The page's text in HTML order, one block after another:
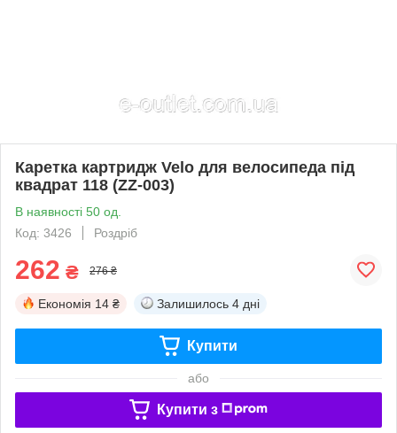
Каретка картридж Velo для велосипеда під
квадрат 118 (ZZ-003)
В наявності 50 од.
Код: 3426
Роздріб
262 ₴ 276 ₴
Економія 14 ₴ Залишилось 4 дні
Купити
або
Купити з